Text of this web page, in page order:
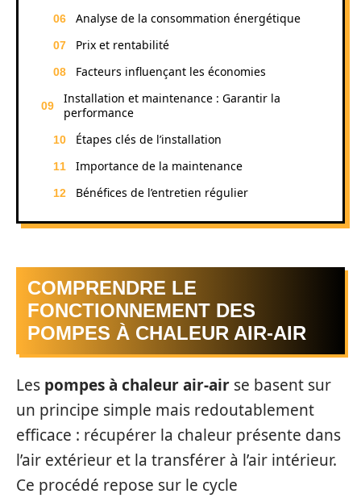
Analyse de la consommation énergétique
Prix et rentabilité
Facteurs influençant les économies
Installation et maintenance : Garantir la
performance
Étapes clés de l’installation
Importance de la maintenance
Bénéfices de l’entretien régulier
COMPRENDRE LE
FONCTIONNEMENT DES
POMPES À CHALEUR AIR-AIR
Les pompes à chaleur air-air se basent sur
un principe simple mais redoutablement
efficace : récupérer la chaleur présente dans
l’air extérieur et la transférer à l’air intérieur.
Ce procédé repose sur le cycle